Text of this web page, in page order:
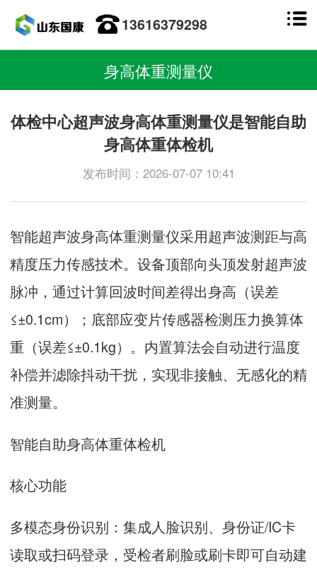
13616379298
身高体重测量仪
体检中心超声波身高体重测量仪是智能自助
身高体重体检机
发布时间：2026-07-07 10:41
智能超声波身高体重测量仪采用超声波测距与高
精度压力传感技术。设备顶部向头顶发射超声波
脉冲，通过计算回波时间差得出身高（误差
≤±0.1cm）；底部应变片传感器检测压力换算体
重（误差≤±0.1kg）。内置算法会自动进行温度
补偿并滤除抖动干扰，实现非接触、无感化的精
准测量。
智能自助身高体重体检机
核心功能
多模态身份识别：集成人脸识别、身份证/IC卡
读取或扫码登录，受检者刷脸或刷卡即可自动建